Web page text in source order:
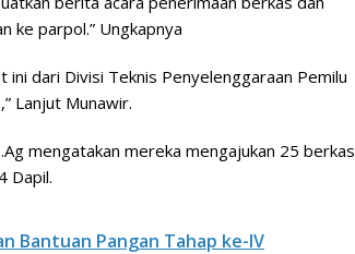
ke parpol.” Ungkapnya
ini dari Divisi Teknis Penyelenggaraan Pemilu
Lanjut Munawir.
mengatakan mereka mengajukan 25 berkas
Dapil.
Bantuan Pangan Tahap ke-IV